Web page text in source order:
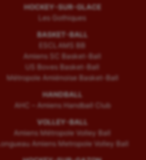
HOCKEY-SUR-GLACE
Les Gothiques
BASKET-BALL
ESCLAMS BB
Amiens SC Basket-Ball
US Boves Basket-Ball
Métropole Amiénoise Basket-Ball
HANDBALL
AHC – Amiens Handball Club
VOLLEY-BALL
Amiens Métropole Volley Ball
Longueau Amiens Metropole Volley Ball